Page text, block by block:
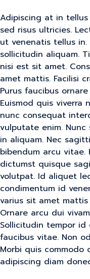
Adipiscing at in
sed risus ultricies.
ut venenatis tellus
sollicitudin aliquam.
nisi est sit amet.
amet mattis. Facilisi
Purus faucibus
Euismod quis viverra
nunc consequat
vulputate enim. Nunc
in aliquam. Nec
bibendum arcu vitae.
dictumst quisque
volutpat. Id aliquet
condimentum id
varius sit amet
Ornare arcu dui
Sollicitudin tempor id
faucibus vitae. Non
Morbi quis commodo
adipiscing diam